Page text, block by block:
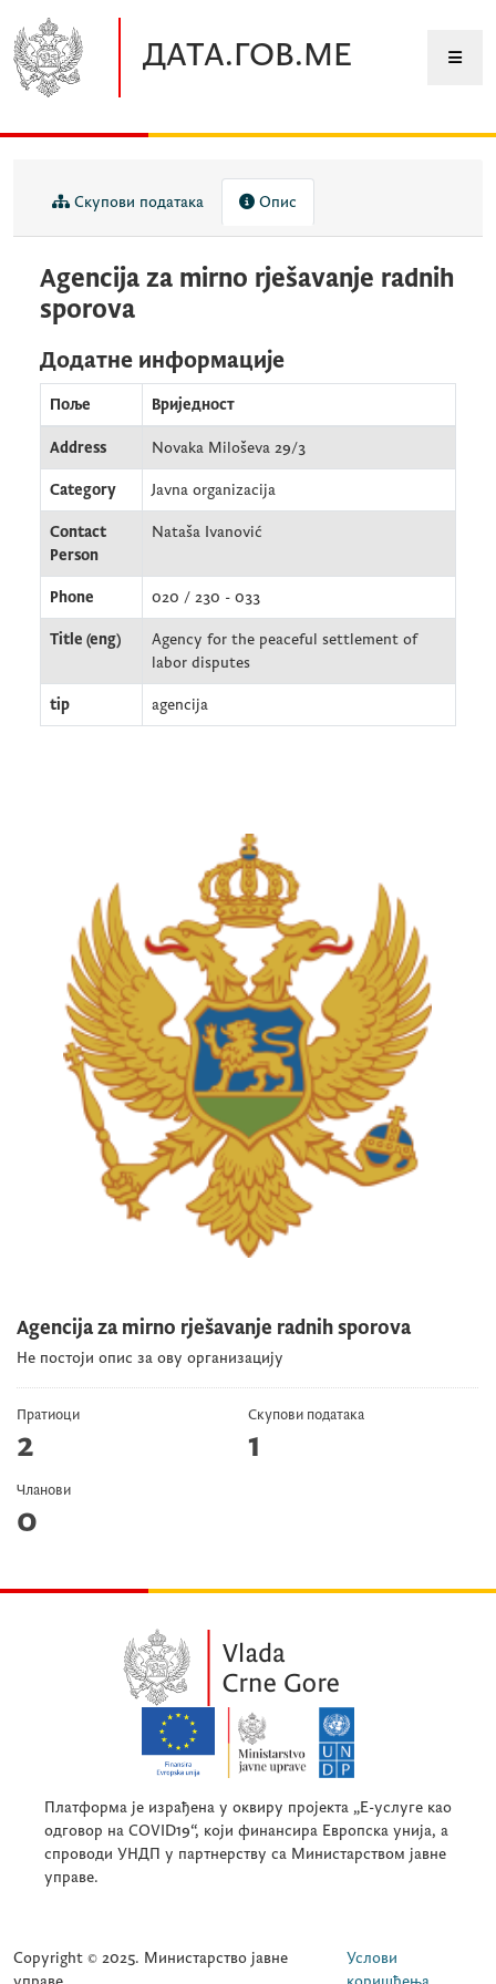
ДАТА.ГОВ.МЕ
Agencija za mirno rješavanje radnih sporova
Не постоји опис за ову организацију
Пратиоци
2
Скупови података
1
Чланови
0
Скупови података Опис
Agencija za mirno rješavanje radnih
sporova
Додатне информације
Поље Вриједност
Address Novaka Miloševa 29/3
Category Javna organizacija
Contact
Person
Nataša Ivanović
Phone 020 / 230 - 033
Title (eng)
Agency for the peaceful settlement of
labor disputes
tip agencija
Платформа је израђена у оквиру пројекта „Е-услуге као
одговор на COVID19“, који финансира Европска унија, а
спроводи УНДП у партнерству са Министарством јавне
управе.
Copyright © 2025. Министарство јавне
Услови